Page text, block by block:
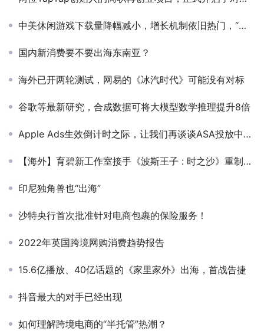
中美休闲游戏下载量降幅减小，增长机制依旧热门，“倍增”机制值得关注 | 休闲手游市场月度分析
国内新消费要不要出海东南亚？
海外已开两轮测试，网易的《冰汽时代》可能没有对标
谷歌等最新研究，合成数据可将大模型数学推理提升8倍
Apple Ads生效倒计时之际，让我们再谈谈ASA投放中的品牌词
【海外】育碧新工作室接手《波斯王子 : 时之沙》重制版的开发
印尼独角兽也“出海”
沙特央行首次批准针对电商包裹的保险服务！
2022年英国跨境网购消费趋势报告
15.6亿播放、40亿话题的《家里家外》出海，首战告捷
抖音最大的对手已经出现
如何理解跨境电商的“半托管”热潮？